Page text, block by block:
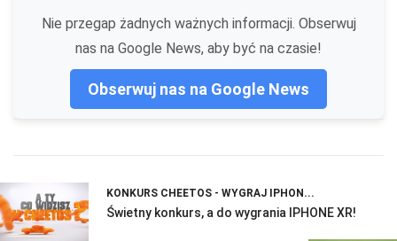
Nie przegap żadnych ważnych informacji. Obserwuj
nas na Google News, aby być na czasie!
Obserwuj nas na Google News
KONKURS CHEETOS - WYGRAJ IPHON...
Świetny konkurs, a do wygrania IPHONE XR!